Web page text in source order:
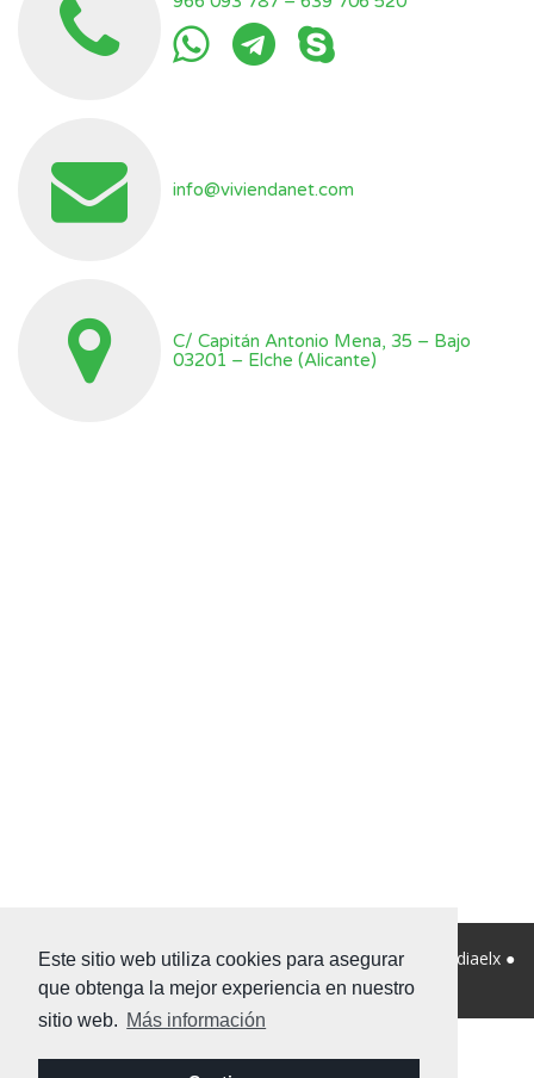
Este sitio web utiliza cookies para asegurar
que obtenga la mejor experiencia en nuestro
sitio web. Más información
info@viviendanet.com
C/ Capitán Antonio Mena, 35 – Bajo
03201 – Elche (Alicante)
© 2026 Viviendanet Asesores Inmobiliarios ● Diseño: Mediaelx ●
Nota legal●Privacidad● Mapa Web